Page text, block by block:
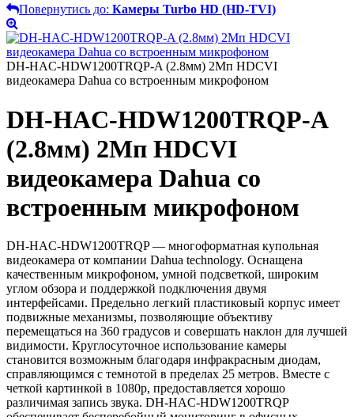
Повернутись до: Камеры Turbo HD (HD-TVI)
DH-HAC-HDW1200TRQP-A (2.8мм) 2Mп HDCVI
видеокамера Dahua cо встроенным микрофоном
DH-HAC-HDW1200TRQP-A
(2.8мм) 2Mп HDCVI
видеокамера Dahua cо
встроенным микрофоном
DH-HAC-HDW1200TRQP — многоформатная купольная
видеокамера от компании Dahua technology. Оснащена
качественным микрофоном, умной подсветкой, широким
углом обзора и поддержкой подключения двумя
интерфейсами. Предельно легкий пластиковый корпус имеет
подвижные механизмы, позволяющие объективу
перемещаться на 360 градусов и совершать наклон для лучшей
видимости. Круглосуточное использование камеры
становится возможным благодаря инфракрасным диодам,
справляющимся с темнотой в пределах 25 метров. Вместе с
четкой картинкой в 1080p, предоставляется хорошо
различимая запись звука. DH-HAC-HDW1200TRQP